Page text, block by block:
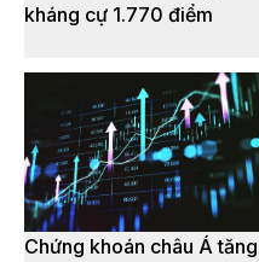
kháng cự 1.770 điểm
Chứng khoán châu Á